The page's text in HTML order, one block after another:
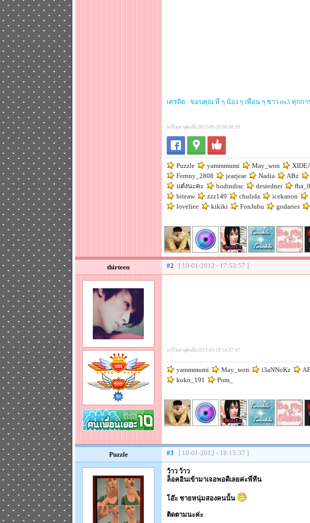
เครดิต : ขอบคุณ พี่ ๆ น้อง ๆ เพื่อน ๆ ชาว tts3 ทุกก
แก้ไขล่าสุดเมื่อ 2012-08-20 00:08:09
Puzzle yammmumi May_won
Fernny_2808
jearjear Nadia ABz
แต๋งนะคะ
bodindisc desiedner fha_0
biteaw
zzz149 chulida icekanon
loveliee
kikiki FonJubu godaries
thirteen #2 [ 10-01-2012 - 17:53:57 ]
แก้ไขล่าสุดเมื่อ 2013-03-18 14:37:47
yammmumi May_won i3aNNoKz
koko_191
Pom_
Puzzle #3 [ 10-01-2012 - 18:15:37 ]
ว้าว ว้าว
ล็อคอินเข้ามาเจอพอดีเลยค่ะพี่ทีน
โอ๊ะ ชายหนุ่มสองคนนั้น
ติดตามนะค่ะ